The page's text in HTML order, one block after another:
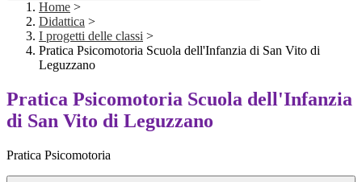
Home >
Didattica >
I progetti delle classi >
Pratica Psicomotoria Scuola dell'Infanzia di San Vito di
Leguzzano
Pratica Psicomotoria Scuola dell'Infanzia
di San Vito di Leguzzano
Pratica Psicomotoria